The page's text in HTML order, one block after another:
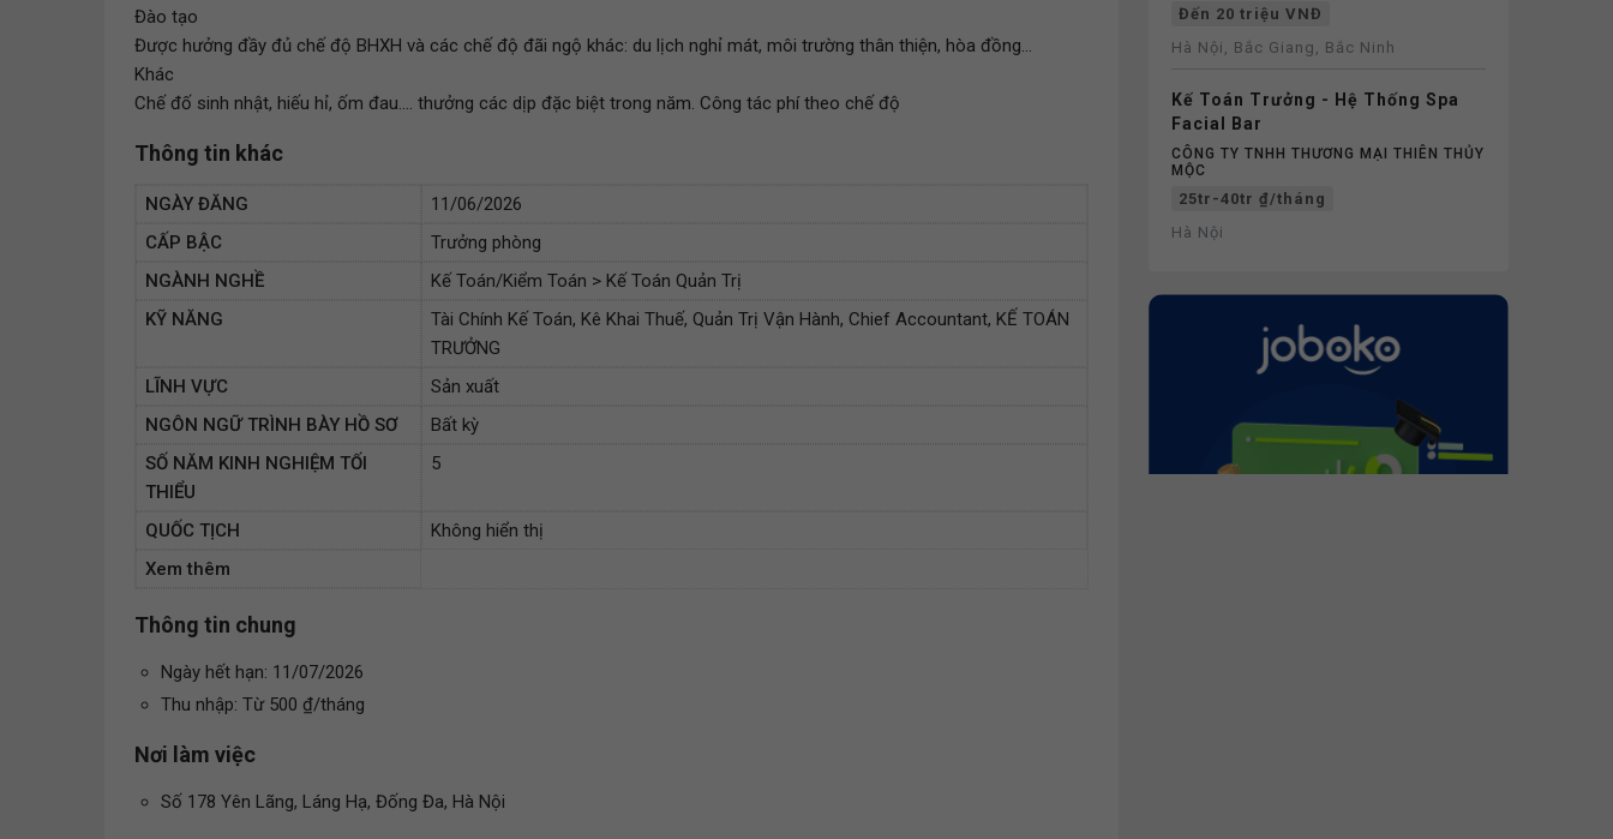
Đào tạo
Được hưởng đầy đủ chế độ BHXH và các chế độ đãi ngộ khác: du lịch nghỉ mát, môi trường thân thiện, hòa đồng...
Khác
Chế đố sinh nhật, hiếu hỉ, ốm đau.... thưởng các dịp đặc biệt trong năm. Công tác phí theo chế độ
Thông tin khác
NGÀY ĐĂNG
11/06/2026
CẤP BẬC
Trưởng phòng
NGÀNH NGHỀ
Kế Toán/Kiểm Toán > Kế Toán Quản Trị
KỸ NĂNG
Tài Chính Kế Toán, Kê Khai Thuế, Quản Trị Vận Hành, Chief Accountant, KẾ TOÁN
TRƯỞNG
LĨNH VỰC
Sản xuất
NGÔN NGỮ TRÌNH BÀY HỒ SƠ
Bất kỳ
SỐ NĂM KINH NGHIỆM TỐI
THIỂU
5
QUỐC TỊCH
Không hiển thị
Xem thêm
Thông tin chung
Ngày hết hạn: 11/07/2026
Thu nhập: Từ 500 ₫/tháng
Nơi làm việc
Số 178 Yên Lãng, Láng Hạ, Đống Đa, Hà Nội
Đến 20 triệu VNĐ
Hà Nội, Bắc Giang, Bắc Ninh
Kế Toán Trưởng - Hệ Thống Spa
Facial Bar
CÔNG TY TNHH THƯƠNG MẠI THIÊN THỦY
MỘC
25tr-40tr ₫/tháng
Hà Nội